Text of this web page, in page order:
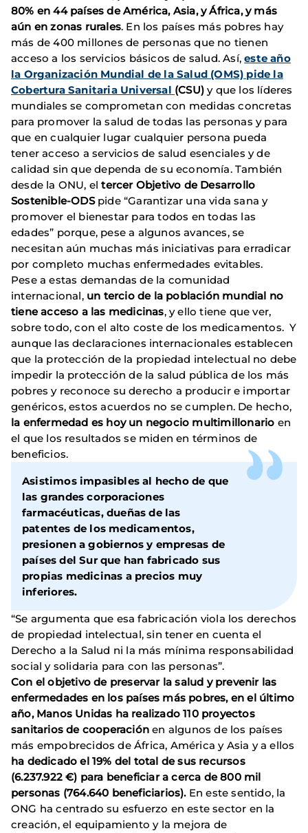
80% en 44 países de América, Asia, y África, y más
aún en zonas rurales. En los países más pobres hay
más de 400 millones de personas que no tienen
acceso a los servicios básicos de salud. Así,este año
la Organización Mundial de la Salud (OMS) pide la
Cobertura Sanitaria Universal (CSU) y que los líderes
mundiales se comprometan con medidas concretas
para promover la salud de todas las personas y para
que en cualquier lugar cualquier persona pueda
tener acceso a servicios de salud esenciales y de
calidad sin que dependa de su economía. También
desde la ONU, eltercer Objetivo de Desarrollo
Sostenible-ODSpide “Garantizar una vida sana y
promover el bienestar para todos en todas las
edades” porque, pese a algunos avances, se
necesitan aún muchas más iniciativas para erradicar
por completo muchas enfermedades evitables.
Pese a estas demandas de la comunidad
internacional, un tercio de la población mundial no
tiene acceso a las medicinas, y ello tiene que ver,
sobre todo, con el alto coste de los medicamentos. Y
aunque las declaraciones internacionales establecen
que la protección de la propiedad intelectual no debe
impedir la protección de la salud pública de los más
pobres y reconoce su derecho a producir e importar
genéricos, estos acuerdos no se cumplen. De hecho,
la enfermedad es hoy un negocio multimillonario en
el que los resultados se miden en términos de
beneficios.
Asistimos impasibles al hecho de que
las grandes corporaciones
farmacéuticas, dueñas de las
patentes de los medicamentos,
presionen a gobiernos y empresas de
países del Sur que han fabricado sus
propias medicinas a precios muy
inferiores.
“Se argumenta que esa fabricación viola los derechos
de propiedad intelectual, sin tener en cuenta el
Derecho a la Salud ni la más mínima responsabilidad
social y solidaria para con las personas”.
Con el objetivo de preservar la salud y prevenir las
enfermedades en los países más pobres, en el último
año, Manos Unidas ha realizado 110 proyectos
sanitarios de cooperaciónen algunos de los países
más empobrecidos de África, América y Asia y a ellos
ha dedicado el 19% del total de sus recursos
(6.237.922 €) para beneficiar a cerca de 800 mil
personas (764.640 beneficiarios).En este sentido, la
ONG ha centrado su esfuerzo en este sector en la
creación, el equipamiento y la mejora de